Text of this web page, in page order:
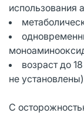
использования
возраст до
не
С